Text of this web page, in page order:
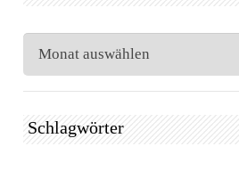
Archiv
Schlagwörter